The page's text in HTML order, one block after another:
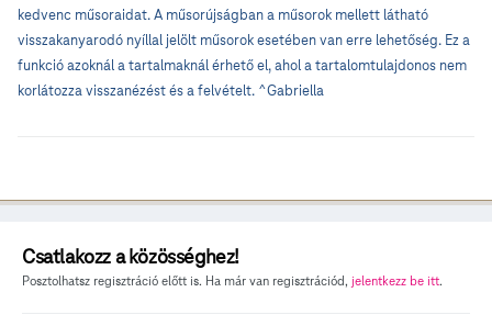
kedvenc műsoraidat. A műsorújságban a műsorok mellett látható
visszakanyarodó nyíllal jelölt műsorok esetében van erre lehetőség. Ez a
funkció azoknál a tartalmaknál érhető el, ahol a tartalomtulajdonos nem
korlátozza visszanézést és a felvételt. ^Gabriella
Csatlakozz a közösséghez!
Posztolhatsz regisztráció előtt is. Ha már van regisztrációd, jelentkezz be itt.